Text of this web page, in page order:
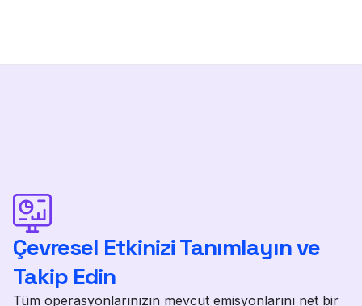
Çevresel Etkinizi Tanımlayın ve
Takip Edin
Tüm operasyonlarınızın mevcut emisyonlarını net bir